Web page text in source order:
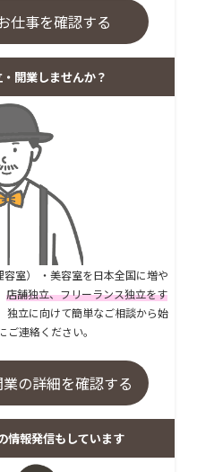
仕事を確認する
開業しませんか？
室） ・美容室を日本全国に増や
店舗独立、フリーランス独立をす
独立に向けて簡単なご相談から始
連絡ください。
の詳細を確認する
情報発信もしています